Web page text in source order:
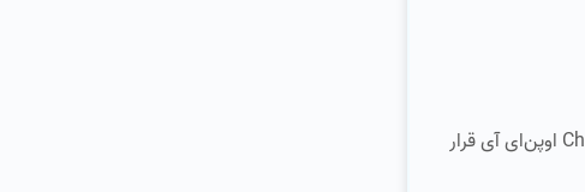
با شلوغ‌تر شدن بازار چت‌بات‌های هوش مصنوعی، همه به دنبال این هستند که ببینند Gemini گوگل چگونه در برابر ChatGPT اوپن‌ای آی قرار